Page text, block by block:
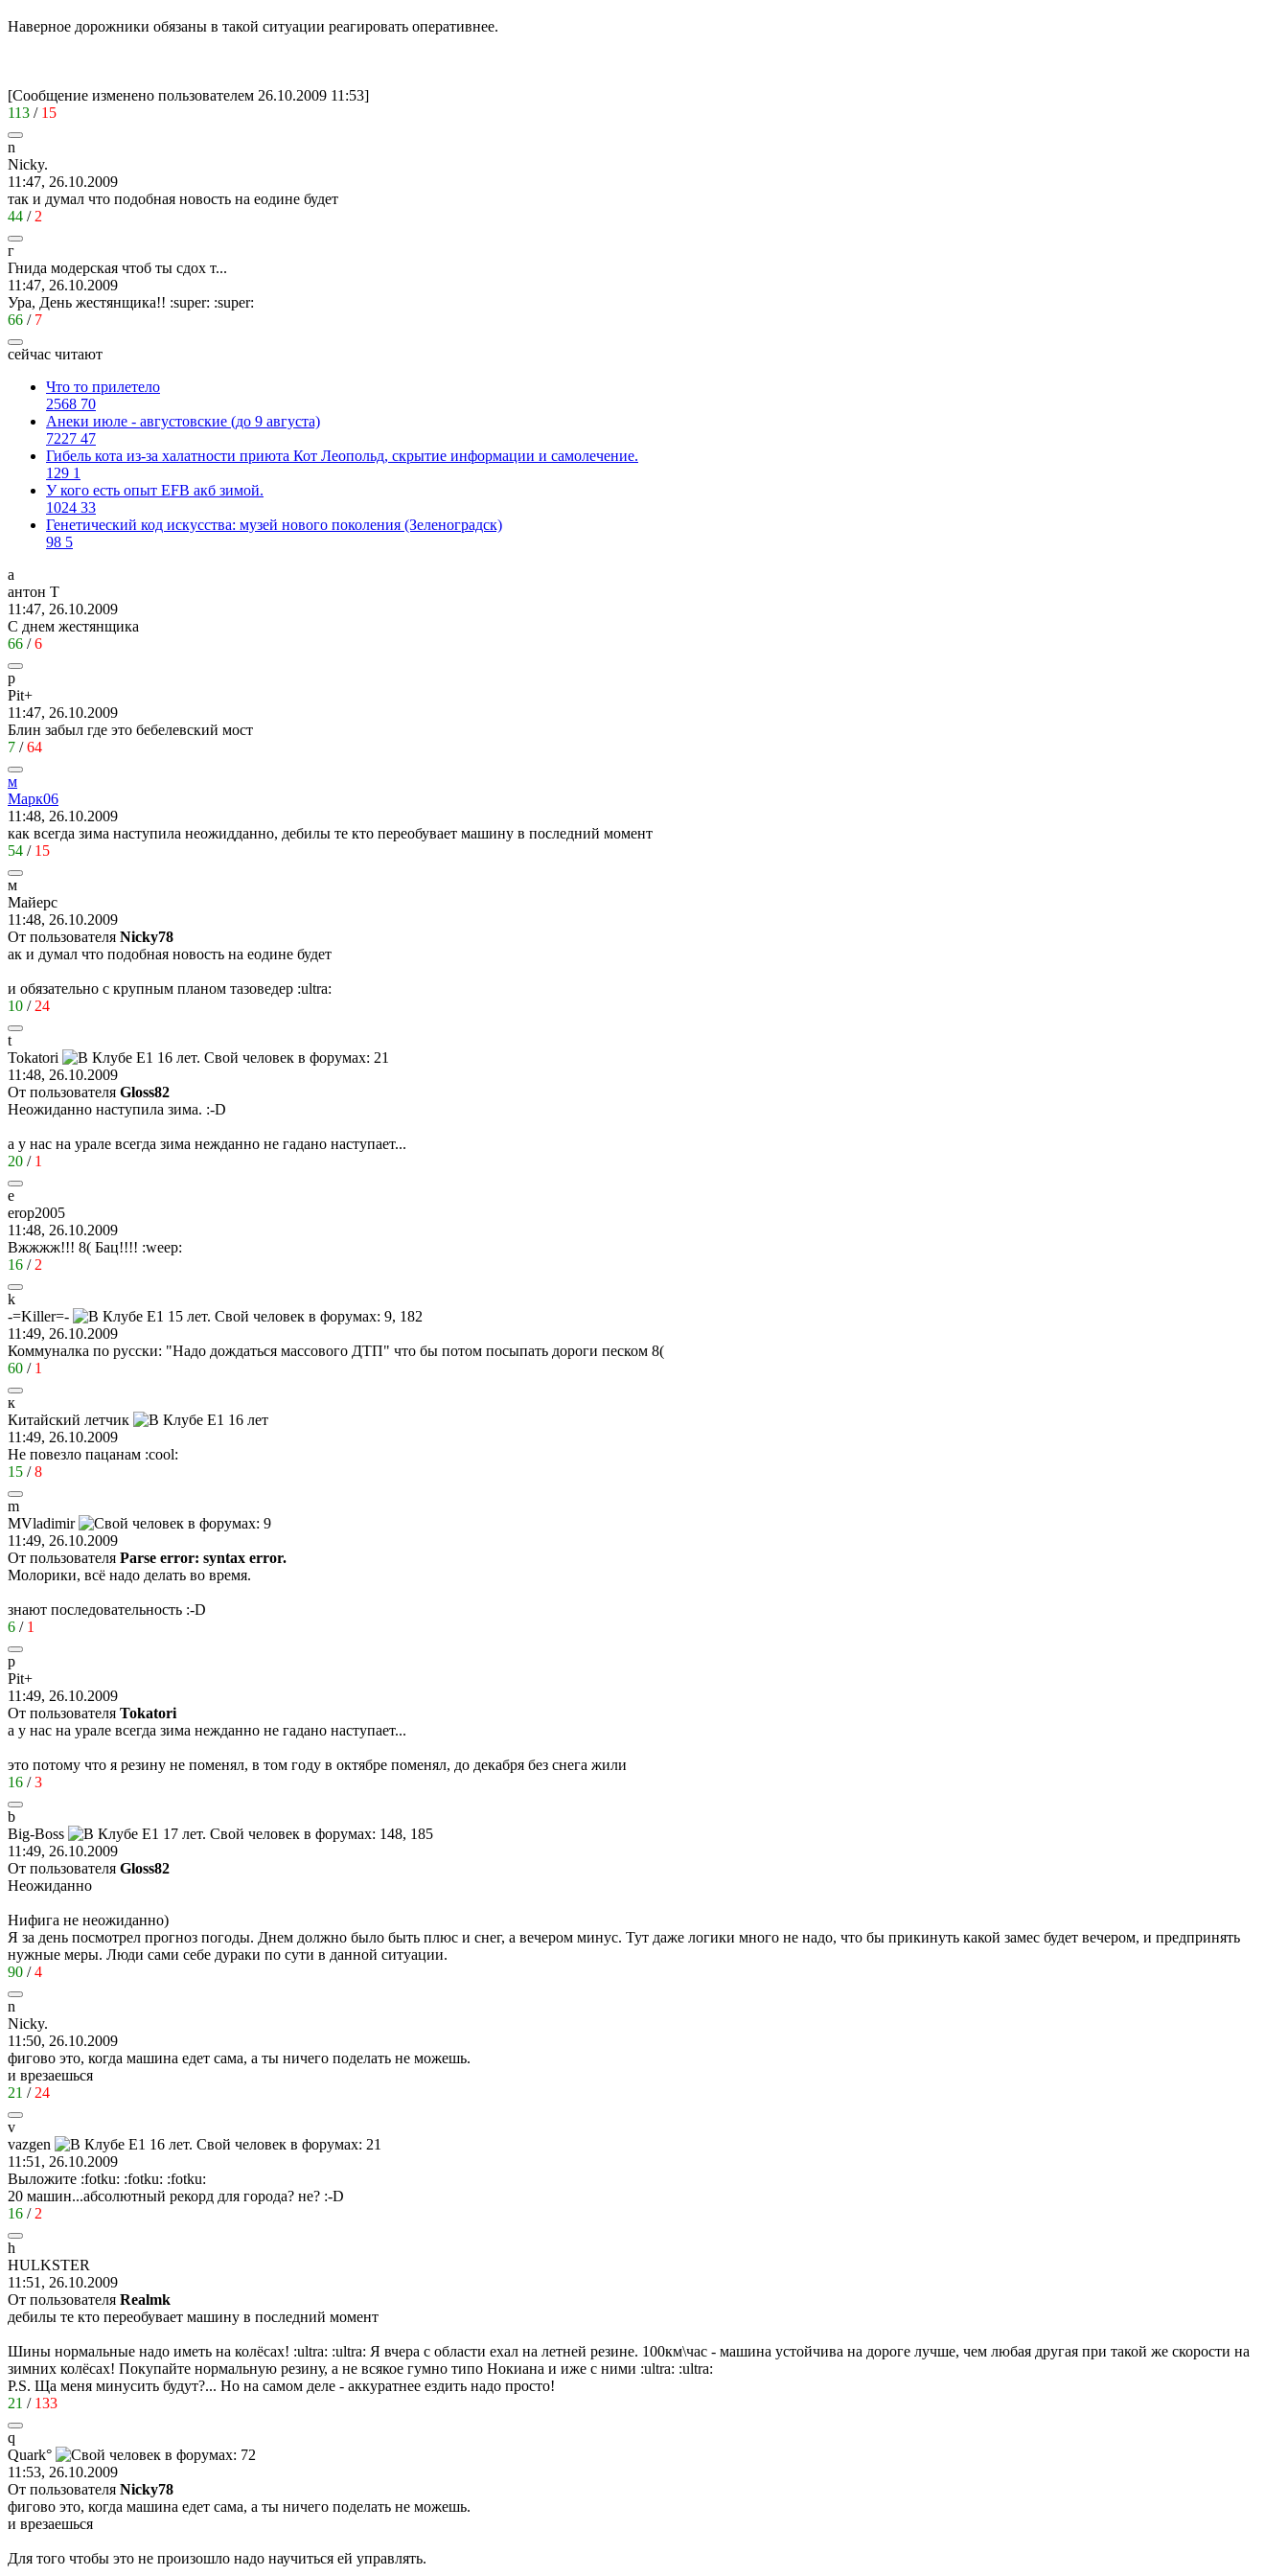
Наверное дорожники обязаны в такой ситуации реагировать оперативнее.
[Сообщение изменено пользователем 26.10.2009 11:53]
113 / 15
n
Nicky.
11:47, 26.10.2009
так и думал что подобная новость на еодине будет
44 / 2
г
Гнида модерская чтоб ты сдох т...
11:47, 26.10.2009
Ура, День жестянщика!! :super: :super:
66 / 7
сейчас читают
Что то прилетело
2568 70
Анеки июле - августовские (до 9 августа)
7227 47
Гибель кота из-за халатности приюта Кот Леопольд, скрытиe информации и самолечение.
129 1
У кого есть опыт EFB акб зимой.
1024 33
Генетический код искусства: музей нового поколения (Зеленоградск)
98 5
а
антон Т
11:47, 26.10.2009
С днем жестянщика
66 /6
p
Pit+
11:47, 26.10.2009
Блин забыл где это бебелевский мост
7 /64
м
Марк06
11:48, 26.10.2009
как всегда зима наступила неожидданно, дебилы те кто переобувает машину в последний момент
54 / 15
м
Майерс
11:48, 26.10.2009
От пользователя Nicky78
ак и думал что подобная новость на еодине будет
и обязательно с крупным планом тазоведер :ultra:
10 / 24
t
Tokatori
11:48, 26.10.2009
От пользователя Gloss82
Неожиданно наступила зима. :-D
а у нас на урале всегда зима нежданно не гадано наступает...
20 / 1
e
erop2005
11:48, 26.10.2009
Вжжжж!!! 8( Бац!!!! :weep:
16 / 2
k
-=Killer=-
11:49, 26.10.2009
Коммуналка по русски: "Надо дождаться массового ДТП" что бы потом посыпать дороги песком 8(
60 / 1
к
Китайский летчик
11:49, 26.10.2009
Не повезло пацанам :cool:
15 /8
m
MVladimir
11:49, 26.10.2009
От пользователя Parse error: syntax error.
Молорики, всё надо делать во время.
знают последовательность :-D
6 / 1
p
Pit+
11:49, 26.10.2009
От пользователя Tokatori
а у нас на урале всегда зима нежданно не гадано наступает...
это потому что я резину не поменял, в том году в октябре поменял, до декабря без снега жили
16 /3
b
Big-Boss
11:49, 26.10.2009
От пользователя Gloss82
Неожиданно
Нифига не неожиданно)
Я за день посмотрел прогноз погоды. Днем должно было быть плюс и снег, а вечером минус. Тут даже логики много не надо, что бы прикинуть какой замес будет вечером, и предпринять
нужные меры. Люди сами себе дураки по сути в данной ситуации.
90 /4
n
Nicky.
11:50, 26.10.2009
фигово это, когда машина едет сама, а ты ничего поделать не можешь.
и врезаешься
21 / 24
v
vazgen
11:51, 26.10.2009
Выложите :fotku: :fotku: :fotku:
20 машин...абсолютный рекорд для города? не? :-D
16 / 2
h
HULKSTER
11:51, 26.10.2009
От пользователя Realmk
дебилы те кто переобувает машину в последний момент
Шины нормальные надо иметь на колёсах! :ultra: :ultra: Я вчера с области ехал на летней резине. 100км\час - машина устойчива на дороге лучше, чем любая другая при такой же скорости на
зимних колёсах! Покупайте нормальную резину, а не всякое гумно типо Нокиана и иже с ними :ultra: :ultra:
P.S. Ща меня минусить будут?... Но на самом деле - аккуратнее ездить надо просто!
21 / 133
q
Quark°
11:53, 26.10.2009
От пользователя Nicky78
фигово это, когда машина едет сама, а ты ничего поделать не можешь.
и врезаешься
Для того чтобы это не произошло надо научиться ей управлять.